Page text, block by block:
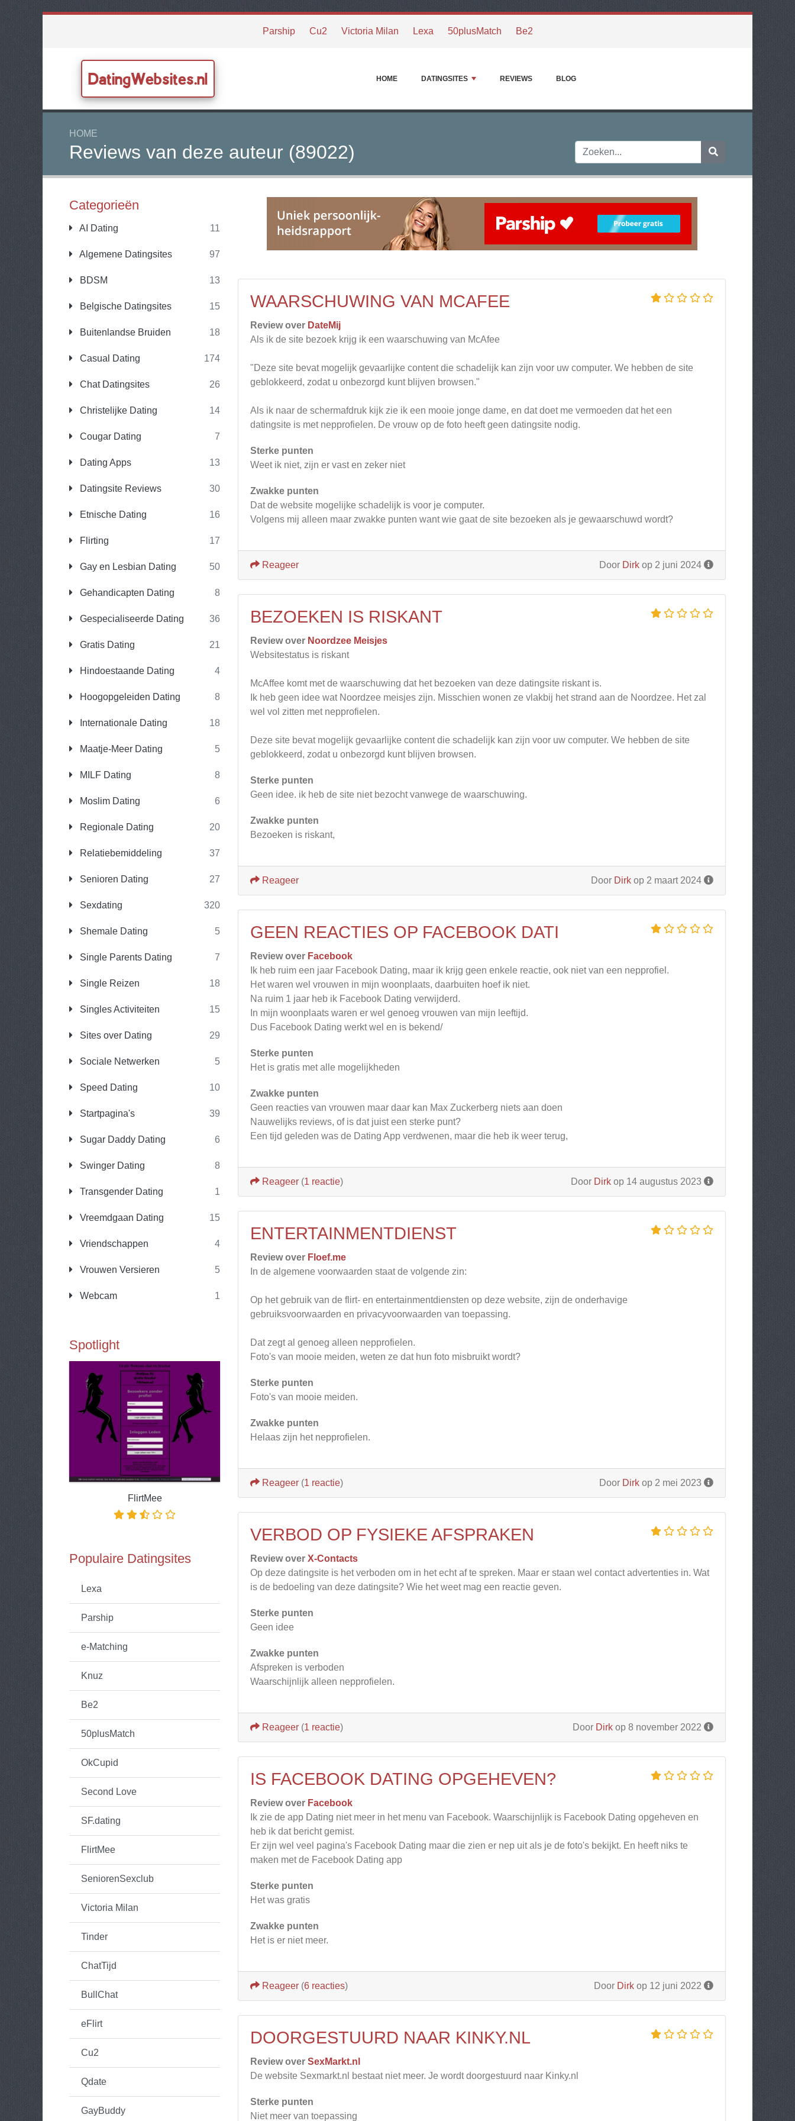
Parship Cu2 Victoria Milan Lexa 50plusMatch Be2
DatingWebsites.nl HOME DATINGSITES REVIEWS BLOG
HOME
Reviews van deze auteur (89022)
Categorieën
AI Dating 11
Algemene Datingsites 97
BDSM 13
Belgische Datingsites 15
Buitenlandse Bruiden 18
Casual Dating 174
Chat Datingsites 26
Christelijke Dating 14
Cougar Dating 7
Dating Apps 13
Datingsite Reviews 30
Etnische Dating 16
Flirting 17
Gay en Lesbian Dating 50
Gehandicapten Dating 8
Gespecialiseerde Dating 36
Gratis Dating 21
Hindoestaande Dating 4
Hoogopgeleiden Dating 8
Internationale Dating 18
Maatje-Meer Dating 5
MILF Dating 8
Moslim Dating 6
Regionale Dating 20
Relatiebemiddeling 37
Senioren Dating 27
Sexdating 320
Shemale Dating 5
Single Parents Dating 7
Single Reizen 18
Singles Activiteiten 15
Sites over Dating 29
Sociale Netwerken 5
Speed Dating 10
Startpagina's 39
Sugar Daddy Dating 6
Swinger Dating 8
Transgender Dating 1
Vreemdgaan Dating 15
Vriendschappen 4
Vrouwen Versieren 5
Webcam 1
Spotlight
FlirtMee
Populaire Datingsites
Lexa
Parship
e-Matching
Knuz
Be2
50plusMatch
OkCupid
Second Love
SF.dating
FlirtMee
SeniorenSexclub
Victoria Milan
Tinder
ChatTijd
BullChat
eFlirt
Cu2
Qdate
GayBuddy
WAARSCHUWING VAN MCAFEE
Review over DateMij
Als ik de site bezoek krijg ik een waarschuwing van McAfee
"Deze site bevat mogelijk gevaarlijke content die schadelijk kan zijn voor uw computer. We hebben de site
geblokkeerd, zodat u onbezorgd kunt blijven browsen."
Als ik naar de schermafdruk kijk zie ik een mooie jonge dame, en dat doet me vermoeden dat het een
datingsite is met nepprofielen. De vrouw op de foto heeft geen datingsite nodig.
Sterke punten
Weet ik niet, zijn er vast en zeker niet
Zwakke punten
Dat de website mogelijke schadelijk is voor je computer.
Volgens mij alleen maar zwakke punten want wie gaat de site bezoeken als je gewaarschuwd wordt?
Door Dirk op 2 juni 2024
Reageer
BEZOEKEN IS RISKANT
Review over Noordzee Meisjes
Websitestatus is riskant
McAffee komt met de waarschuwing dat het bezoeken van deze datingsite riskant is.
Ik heb geen idee wat Noordzee meisjes zijn. Misschien wonen ze vlakbij het strand aan de Noordzee. Het zal
wel vol zitten met nepprofielen.
Deze site bevat mogelijk gevaarlijke content die schadelijk kan zijn voor uw computer. We hebben de site
geblokkeerd, zodat u onbezorgd kunt blijven browsen.
Sterke punten
Geen idee. ik heb de site niet bezocht vanwege de waarschuwing.
Zwakke punten
Bezoeken is riskant,
Door Dirk op 2 maart 2024
Reageer
GEEN REACTIES OP FACEBOOK DATI
Review over Facebook
Ik heb ruim een jaar Facebook Dating, maar ik krijg geen enkele reactie, ook niet van een nepprofiel.
Het waren wel vrouwen in mijn woonplaats, daarbuiten hoef ik niet.
Na ruim 1 jaar heb ik Facebook Dating verwijderd.
In mijn woonplaats waren er wel genoeg vrouwen van mijn leeftijd.
Dus Facebook Dating werkt wel en is bekend/
Sterke punten
Het is gratis met alle mogelijkheden
Zwakke punten
Geen reacties van vrouwen maar daar kan Max Zuckerberg niets aan doen
Nauwelijks reviews, of is dat juist een sterke punt?
Een tijd geleden was de Dating App verdwenen, maar die heb ik weer terug,
Door Dirk op 14 augustus 2023
Reageer (1 reactie)
ENTERTAINMENTDIENST
Review over Floef.me
In de algemene voorwaarden staat de volgende zin:
Op het gebruik van de flirt- en entertainmentdiensten op deze website, zijn de onderhavige
gebruiksvoorwaarden en privacyvoorwaarden van toepassing.
Dat zegt al genoeg alleen nepprofielen.
Foto's van mooie meiden, weten ze dat hun foto misbruikt wordt?
Sterke punten
Foto's van mooie meiden.
Zwakke punten
Helaas zijn het nepprofielen.
Door Dirk op 2 mei 2023
Reageer (1 reactie)
VERBOD OP FYSIEKE AFSPRAKEN
Review over X-Contacts
Op deze datingsite is het verboden om in het echt af te spreken. Maar er staan wel contact advertenties in. Wat
is de bedoeling van deze datingsite? Wie het weet mag een reactie geven.
Sterke punten
Geen idee
Zwakke punten
Afspreken is verboden
Waarschijnlijk alleen nepprofielen.
Door Dirk op 8 november 2022
Reageer (1 reactie)
IS FACEBOOK DATING OPGEHEVEN?
Review over Facebook
Ik zie de app Dating niet meer in het menu van Facebook. Waarschijnlijk is Facebook Dating opgeheven en
heb ik dat bericht gemist.
Er zijn wel veel pagina's Facebook Dating maar die zien er nep uit als je de foto's bekijkt. En heeft niks te
maken met de Facebook Dating app
Sterke punten
Het was gratis
Zwakke punten
Het is er niet meer.
Door Dirk op 12 juni 2022
Reageer (6 reacties)
DOORGESTUURD NAAR KINKY.NL
Review over SexMarkt.nl
De website Sexmarkt.nl bestaat niet meer. Je wordt doorgestuurd naar Kinky.nl
Sterke punten
Niet meer van toepassing